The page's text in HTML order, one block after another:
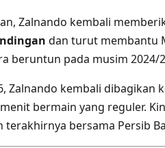
Zalnando kembali
dan turut membantu
beruntun pada musim 2024/
Zalnando kembali dibagikan
bermain yang reguler.
bersama Persib